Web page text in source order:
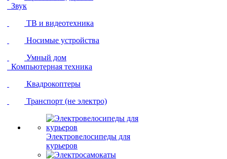
Звук
ТВ и видеотехника
Носимые устройства
Умный дом
Компьютерная техника
Квадрокоптеры
Транспорт (не электро)
Электровелосипеды для
курьеров